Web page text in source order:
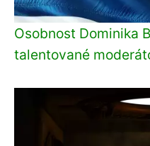
Osobnost Dominika
talentované